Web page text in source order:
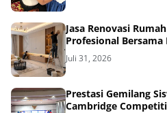
Jasa Renovasi
Profesional
Juli 31, 2026
Prestasi Gemilang
Cambridge